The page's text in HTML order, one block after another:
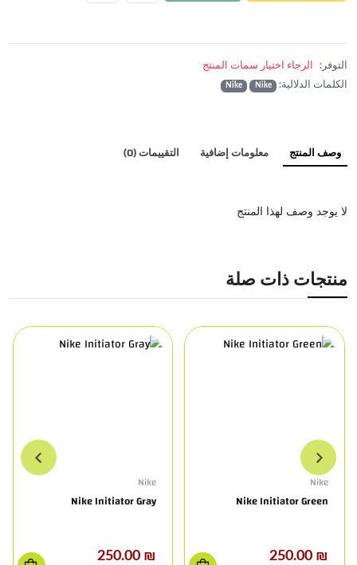
التوفر: الرجاء اختيار سمات المنتج
الكلمات الدلالية:
Nike
Nike
وصف المنتج معلومات إضافية التقييمات (0)
لا يوجد وصف لهذا المنتج
منتجات ذات صلة
Nike
Nike Initiator Green
₪ 250.00
Nike
Nike Initiator Gray
₪ 250.00